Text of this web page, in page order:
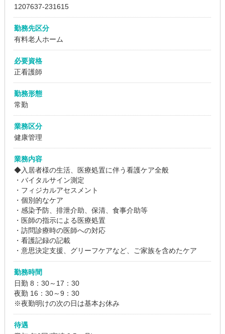
1207637-231615
勤務先区分
有料老人ホーム
必要資格
正看護師
勤務形態
常勤
業務区分
健康管理
業務内容
◆入居者様の生活、医療処置に伴う看護ケア全般
・バイタルサイン測定
・フィジカルアセスメント
・個別的なケア
・感染予防、排泄介助、保清、食事介助等
・医師の指示による医療処置
・訪問診療時の医師への対応
・看護記録の記載
・意思決定支援、グリーフケアなど、ご家族を含めたケア
勤務時間
日勤 8：30～17：30
夜勤 16：30～9：30
※夜勤明けの次の日は基本お休み
待遇